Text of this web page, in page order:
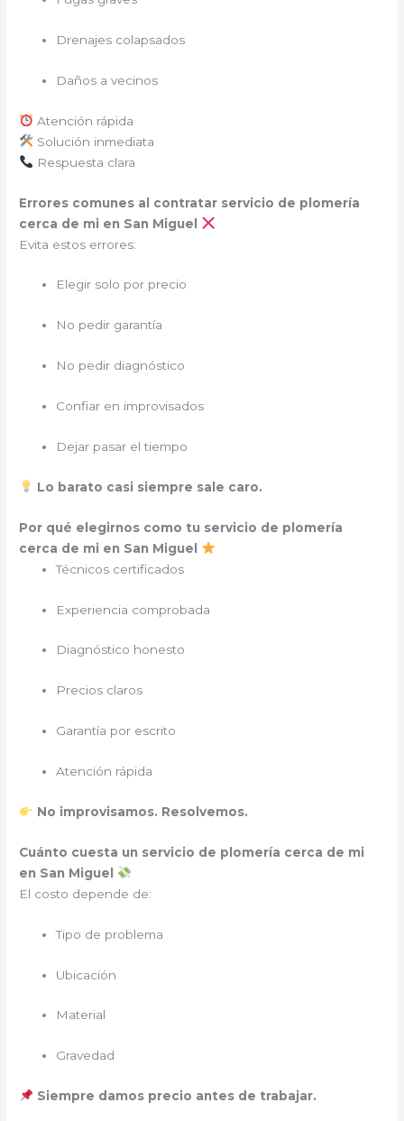
Drenajes colapsados
Daños a vecinos
Atención rápida
Solución inmediata
Respuesta clara
Errores comunes al contratar servicio de plomería
cerca de mi en San Miguel
Evita estos errores:
Elegir solo por precio
No pedir garantía
No pedir diagnóstico
Confiar en improvisados
Dejar pasar el tiempo
Lo barato casi siempre sale caro.
Por qué elegirnos como tu servicio de plomería
cerca de mi en San Miguel
Técnicos certificados
Experiencia comprobada
Diagnóstico honesto
Precios claros
Garantía por escrito
Atención rápida
No improvisamos. Resolvemos.
Cuánto cuesta un servicio de plomería cerca de mi
en San Miguel
El costo depende de:
Tipo de problema
Ubicación
Material
Gravedad
Siempre damos precio antes de trabajar.